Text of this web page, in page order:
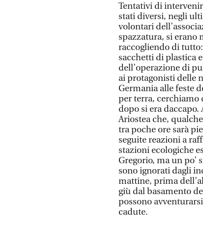
Tentativi di
stati diversi, negli
volontari
spazzatura, si erano
raccogliendo di
sacchetti di plastica
dell’operazione di
ai protagonisti delle
Germania alle feste
per terra, cerchiamo
dopo si era
Ariostea che,
tra poche ore sarà
seguite reazioni a
stazioni ecologiche
Gregorio, ma un po’
sono ignorati dagli
mattine, prima
giù dal basamento
possono
cadute.